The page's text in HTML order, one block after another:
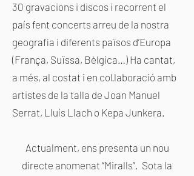
30 gravacions i discos i recorrent el
país fent concerts arreu de la nostra
geografia i diferents països d’Europa
(França, Suïssa, Bèlgica…) Ha cantat,
a més, al costat i en col·laboració amb
artistes de la talla de Joan Manuel
Serrat, Lluís Llach o Kepa Junkera.
Actualment, ens presenta un nou
directe anomenat “Miralls”. Sota la